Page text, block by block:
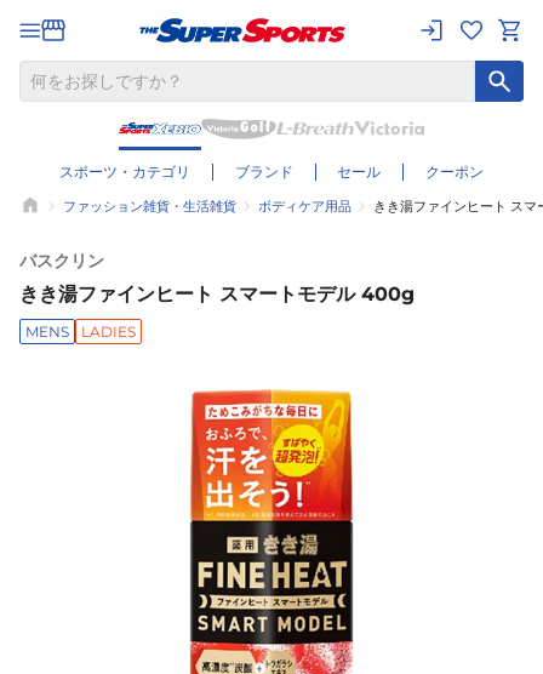
スポーツ・カテゴリ ブランド セール クーポン
ファッション雑貨・生活雑貨 ボディケア用品 きき湯ファインヒート ス
バスクリン
きき湯ファインヒート スマートモデル 400g
MENS LADIES